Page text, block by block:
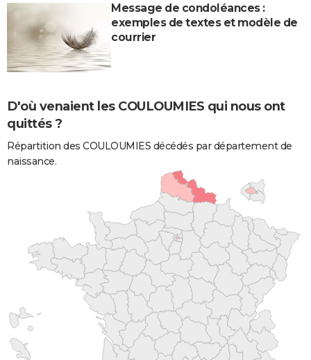
Message de condoléances :
exemples de textes et modèle de
courrier
D'où venaient les COULOUMIES qui nous ont
quittés ?
Répartition des COULOUMIES décédés par département de
naissance.